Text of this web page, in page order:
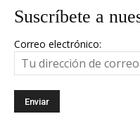
Suscríbete a
Correo electrónico: